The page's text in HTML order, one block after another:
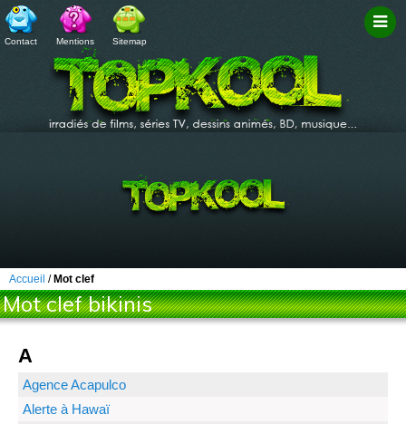
Contact Mentions Sitemap
Accueil / Mot clef
Mot clef bikinis
A
Agence Acapulco
Alerte à Hawaï